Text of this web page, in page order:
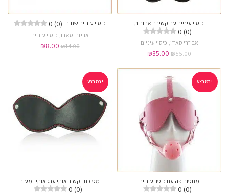
כיסוי עיניים עם קשירה אחורית
0 (0)
אביזרי סאדו, כיסוי עיניים
₪55.00
₪35.00
כיסוי עיניים שחור 0 (0)
אביזרי סאדו, כיסוי עיניים
₪14.00
₪8.00
במבצע!
מחסום פה עם כיסוי עיניים
0 (0)
במבצע!
מסיכת "קשור אותי ענג אותי" מעור
0 (0)